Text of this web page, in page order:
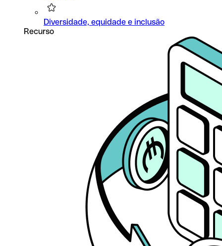
Diversidade, equidade e inclusão
Recurso